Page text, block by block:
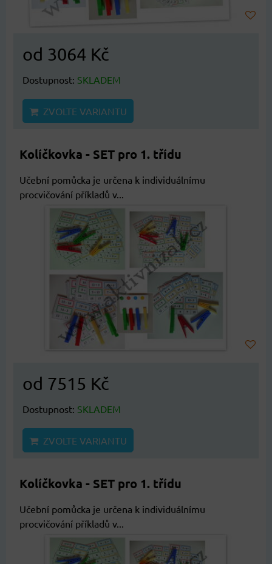
od 3064 Kč
Dostupnost: SKLADEM
ZVOLTE VARIANTU
Kolíčkovka - SET pro 1. třídu
Učební pomůcka je určena k individuálnímu
procvičování příkladů v...
od 7515 Kč
Dostupnost: SKLADEM
ZVOLTE VARIANTU
Kolíčkovka - SET pro 1. třídu
Učební pomůcka je určena k individuálnímu
procvičování příkladů v...